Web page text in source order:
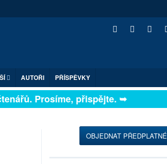
AUTOŘI PŘÍSPĚVKY
Prosíme, přispějte. ➥
OBJEDNAT PŘEDPLATNÉ